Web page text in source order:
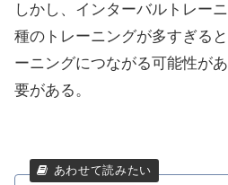
しかし、インターバルトレー
種のトレーニングが多すぎる
ーニングにつながる可能性が
要がある。